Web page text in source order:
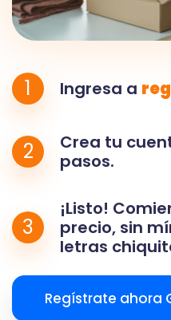
1 Ingresa a
2
Crea tu
pasos.
3
¡Listo!
precio, sin
letras
Regístrate ahora